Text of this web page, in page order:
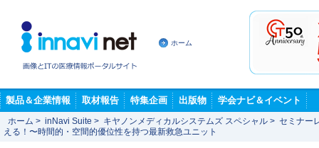
ホーム
製品＆企業情報 取材報告 特集企画 出版物 学会ナビ＆イベント
ホーム > inNavi Suite > キヤノンメディカルシステムズ スペシャル > セミナー
える！〜時間的・空間的優位性を持つ最新救急ユニット